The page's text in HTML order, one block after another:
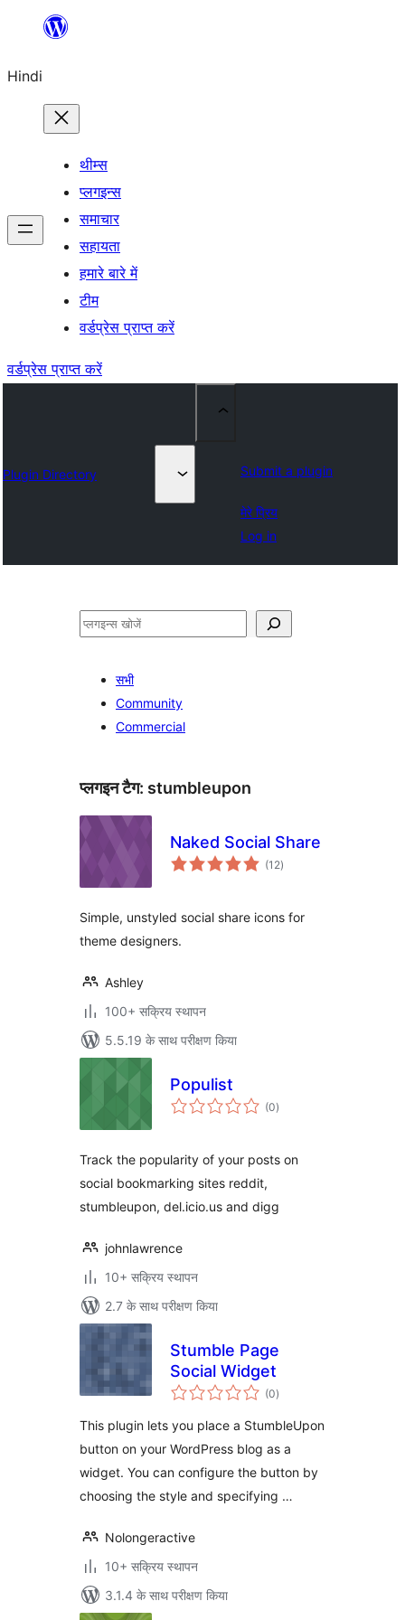
सामग्री
जाएं
Hindi
थीम्स
प्लगइन्स
समाचार
सहायता
हमारे बारे में
टीम
वर्डप्रेस प्राप्त करें
वर्डप्रेस प्राप्त करें
Plugin Directory Submit a plugin
मेरे प्रिय
Log in
खोजें
सभी
Community
Commercial
प्लगइन टैग: stumbleupon
Naked Social Share
(12कुल
दर)
Simple, unstyled social share icons for
theme designers.
Ashley
100+ सक्रिय स्थापन
5.5.19 के साथ परीक्षण किया
Populist
(0कुल
दर)
Track the popularity of your posts on
social bookmarking sites reddit,
stumbleupon, del.icio.us and digg
johnlawrence
10+ सक्रिय स्थापन
2.7 के साथ परीक्षण किया
Stumble Page
Social Widget
(0कुल
दर)
This plugin lets you place a StumbleUpon
button on your WordPress blog as a
widget. You can configure the button by
choosing the style and specifying …
Nolongeractive
10+ सक्रिय स्थापन
3.1.4 के साथ परीक्षण किया